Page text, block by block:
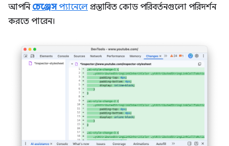
আপনি চেঞ্জেসপ্যানেলে প্রস্তাবিত কোড পরিবর্তনগুলো পরিদর্শন
করতে পারেন।